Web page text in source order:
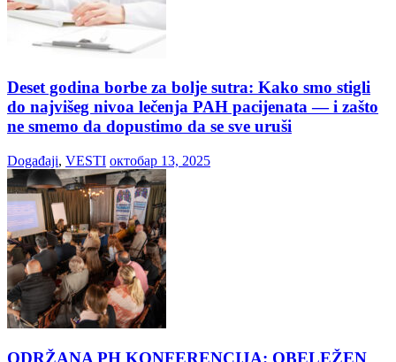
Deset godina borbe za bolje sutra: Kako smo stigli
do najvišeg nivoa lečenja PAH pacijenata — i zašto
ne smemo da dopustimo da se sve uruši
Događaji, VESTI октобар 13, 2025
ODRŽANA PH KONFERENCIJA: OBELEŽEN